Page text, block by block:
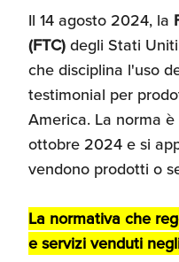
Recensioni
aziende
assistite
Apertura
negli Stati
Ricerche
Il 14 agosto 2024, la
(FTC)degli Stati
che disciplina l'uso
testimonial per
America. La norma
ottobre 2024 e si
vendono prodotti o
La normativa che
e servizi venduti